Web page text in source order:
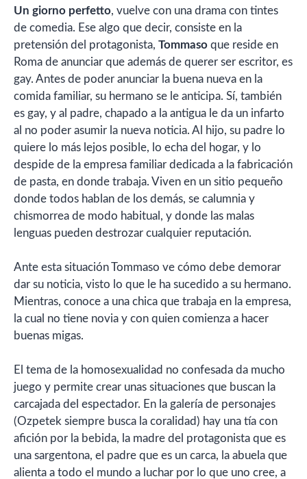
Un giorno perfetto, vuelve con una drama con tintes
de comedia. Ese algo que decir, consiste en la
pretensión del protagonista, Tommaso que reside en
Roma de anunciar que además de querer ser escritor, es
gay. Antes de poder anunciar la buena nueva en la
comida familiar, su hermano se le anticipa. Sí, también
es gay, y al padre, chapado a la antigua le da un infarto
al no poder asumir la nueva noticia. Al hijo, su padre lo
quiere lo más lejos posible, lo echa del hogar, y lo
despide de la empresa familiar dedicada a la fabricación
de pasta, en donde trabaja. Viven en un sitio pequeño
donde todos hablan de los demás, se calumnia y
chismorrea de modo habitual, y donde las malas
lenguas pueden destrozar cualquier reputación.
Ante esta situación Tommaso ve cómo debe demorar
dar su noticia, visto lo que le ha sucedido a su hermano.
Mientras, conoce a una chica que trabaja en la empresa,
la cual no tiene novia y con quien comienza a hacer
buenas migas.
El tema de la homosexualidad no confesada da mucho
juego y permite crear unas situaciones que buscan la
carcajada del espectador. En la galería de personajes
(Ozpetek siempre busca la coralidad) hay una tía con
afición por la bebida, la madre del protagonista que es
una sargentona, el padre que es un carca, la abuela que
alienta a todo el mundo a luchar por lo que uno cree, a